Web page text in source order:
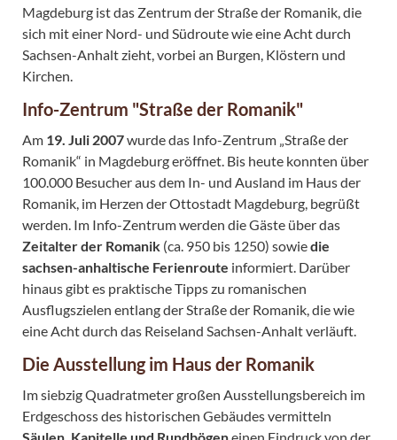
Magdeburg ist das Zentrum der Straße der Romanik, die
sich mit einer Nord- und Südroute wie eine Acht durch
Sachsen-Anhalt zieht, vorbei an Burgen, Klöstern und
Kirchen.
Info-Zentrum "Straße der Romanik"
Am 19. Juli 2007wurde das Info-Zentrum „Straße der
Romanik“ in Magdeburg eröffnet. Bis heute konnten über
100.000 Besucher aus dem In- und Ausland im Haus der
Romanik, im Herzen der Ottostadt Magdeburg, begrüßt
werden. Im Info-Zentrum werden die Gäste über das
Zeitalter der Romanik (ca. 950 bis 1250) sowiedie
sachsen-anhaltische Ferienroute informiert. Darüber
hinaus gibt es praktische Tipps zu romanischen
Ausflugszielen entlang der Straße der Romanik, die wie
eine Acht durch das Reiseland Sachsen-Anhalt verläuft.
Die Ausstellung im Haus der Romanik
Im siebzig Quadratmeter großen Ausstellungsbereich im
Erdgeschoss des historischen Gebäudes vermitteln
Säulen, Kapitelle und Rundbögeneinen Eindruck von der